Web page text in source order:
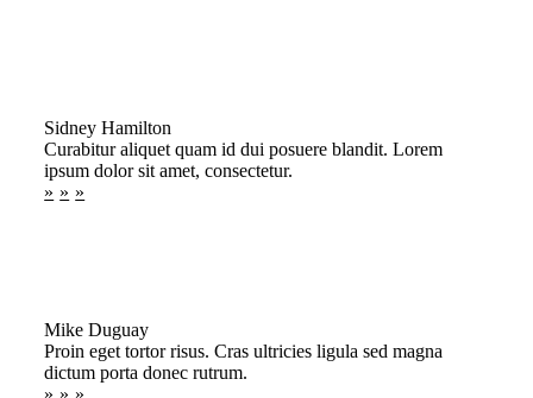
Sidney Hamilton
Curabitur aliquet quam id dui posuere blandit. Lorem
ipsum dolor sit amet, consectetur.
Mike Duguay
Proin eget tortor risus. Cras ultricies ligula sed magna
dictum porta donec rutrum.